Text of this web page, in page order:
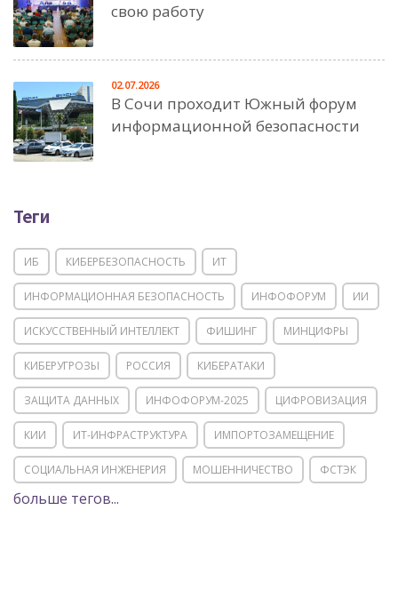
свою работу
В Сочи проходит Южный форум
информационной безопасности
02.07.2026
Теги
ИБ КИБЕРБЕЗОПАСНОСТЬ ИТ
ИНФОРМАЦИОННАЯ БЕЗОПАСНОСТЬ ИНФОФОРУМ ИИ
ИСКУССТВЕННЫЙ ИНТЕЛЛЕКТ ФИШИНГ МИНЦИФРЫ
КИБЕРУГРОЗЫ РОССИЯ КИБЕРАТАКИ
ЗАЩИТА ДАННЫХ ИНФОФОРУМ-2025 ЦИФРОВИЗАЦИЯ
КИИ ИТ-ИНФРАСТРУКТУРА ИМПОРТОЗАМЕЩЕНИЕ
СОЦИАЛЬНАЯ ИНЖЕНЕРИЯ МОШЕННИЧЕСТВО ФСТЭК
POSITIVE TECHNOLOGIES
больше тегов...